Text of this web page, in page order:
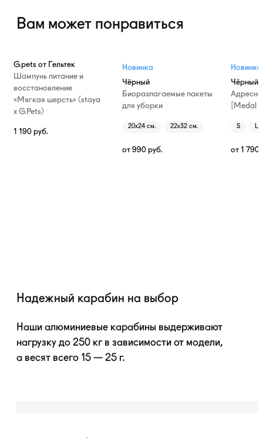
Вам может понравиться
G.pets от Гельтек
Шампунь питание и
восстановление
«Мягкая шерсть» (staya
х G.Pets)
1 190 руб.
Новинка
Чёрный
Биоразлагаемые пакеты
для уборки
20х24 см. 22х32 см.
от 990 руб.
Новинка
Чёрный
[Medal
S L
от 1 790
Надежный карабин на выбор
Наши алюминиевые карабины выдерживают
нагрузку до 250 кг в зависимости от модели,
а весят всего 15 — 25 г.